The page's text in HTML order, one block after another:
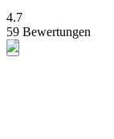
4.7
59 Bewertungen